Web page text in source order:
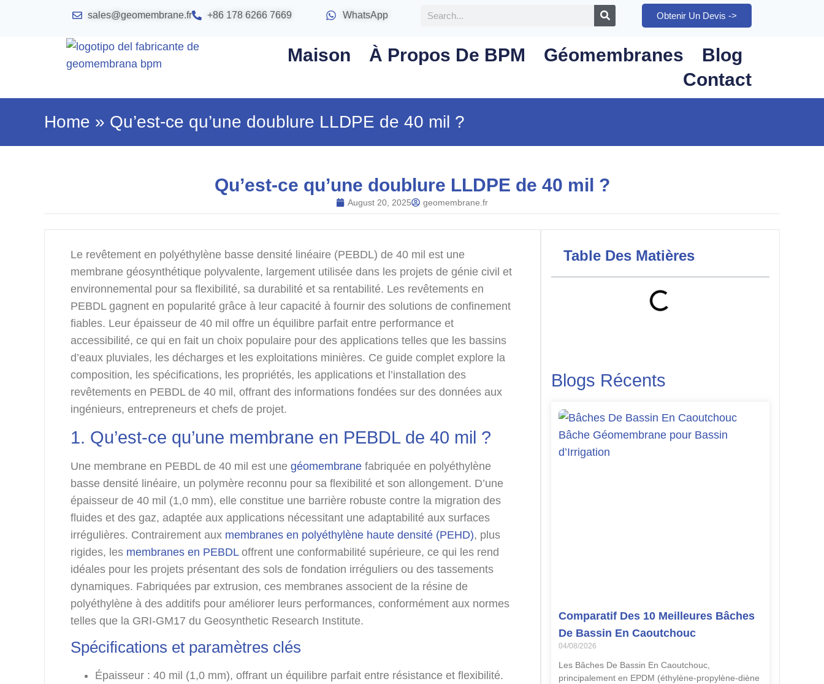
sales@geomembrane.fr +86 178 6266 7669 WhatsApp Obtenir Un Devis ->
Maison À Propos De BPM Géomembranes
Blog
Contact
Home » Qu’est-ce qu’une doublure LLDPE de 40 mil ?
Qu’est-ce qu’une doublure LLDPE de 40 mil ?
August 20, 2025 geomembrane.fr
Le revêtement en polyéthylène basse densité linéaire (PEBDL) de 40 mil est une
membrane géosynthétique polyvalente, largement utilisée dans les projets de génie civil et
environnemental pour sa flexibilité, sa durabilité et sa rentabilité. Les revêtements en
PEBDL gagnent en popularité grâce à leur capacité à fournir des solutions de confinement
fiables. Leur épaisseur de 40 mil offre un équilibre parfait entre performance et
accessibilité, ce qui en fait un choix populaire pour des applications telles que les bassins
d’eaux pluviales, les décharges et les exploitations minières. Ce guide complet explore la
composition, les spécifications, les propriétés, les applications et l’installation des
revêtements en PEBDL de 40 mil, offrant des informations fondées sur des données aux
ingénieurs, entrepreneurs et chefs de projet.
1. Qu’est-ce qu’une membrane en PEBDL de 40 mil ?
Une membrane en PEBDL de 40 mil est unegéomembrane fabriquée en polyéthylène
basse densité linéaire, un polymère reconnu pour sa flexibilité et son allongement. D’une
épaisseur de 40 mil (1,0 mm), elle constitue une barrière robuste contre la migration des
fluides et des gaz, adaptée aux applications nécessitant une adaptabilité aux surfaces
irrégulières. Contrairement aux membranes en polyéthylène haute densité (PEHD), plus
rigides, les membranes en PEBDLoffrent une conformabilité supérieure, ce qui les rend
idéales pour les projets présentant des sols de fondation irréguliers ou des tassements
dynamiques. Fabriquées par extrusion, ces membranes associent de la résine de
polyéthylène à des additifs pour améliorer leurs performances, conformément aux normes
telles que la GRI-GM17 du Geosynthetic Research Institute.
Spécifications et paramètres clés
Épaisseur : 40 mil (1,0 mm), offrant un équilibre parfait entre résistance et flexibilité.
Table Des Matières
Blogs Récents
Comparatif Des 10 Meilleures Bâches
De Bassin En Caoutchouc
04/08/2026
Les Bâches De Bassin En Caoutchouc,
principalement en EPDM (éthylène-propylène-diène